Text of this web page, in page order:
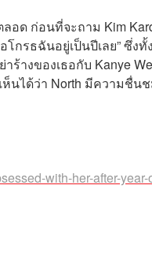
ด ก่อนที่จะถาม Kim
กรธฉันอยู่เป็นปีเลย” ซึ่ง
างของเธอกับ Kanye
เห็นได้ว่า North มีความ
with-her-after-